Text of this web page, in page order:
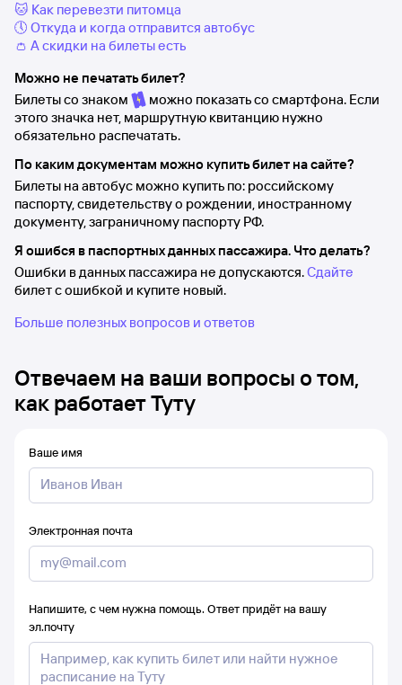
🐱 Как перевезти питомца
🕔 Откуда и когда отправится автобус
👛 А скидки на билеты есть
Можно не печатать билет?
Билеты со знаком
можно показать со смартфона. Если
этого значка нет, маршрутную квитанцию нужно
обязательно распечатать.
По каким документам можно купить билет на сайте?
Билеты на автобус можно купить по: российскому
паспорту, свидетельству о рождении, иностранному
документу, заграничному паспорту РФ.
Я ошибся в паспортных данных пассажира. Что делать?
Ошибки в данных пассажира не допускаются.Сдайте
билет с ошибкой и купите новый.
Больше полезных вопросов и ответов
Отвечаем на ваши вопросы о том,
как работает Туту
Ваше имя
Электронная почта
Напишите, с чем нужна помощь. Ответ придёт на вашу
эл.почту